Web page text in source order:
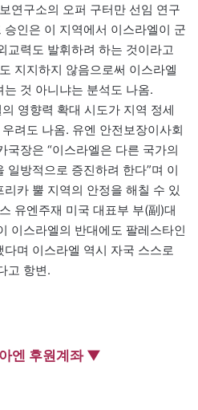
연구소의 오퍼 구터만 선임 연구
인은 이 지역에서 이스라엘이 군
교력도 발휘하려 하는 것이라고
지지하지 않음으로써 이스라엘
것 아니냐는 분석도 나옴.
영향력 확대 시도가 지역 정세
려도 나옴. 유엔 안전보장이사회
국장은 “이스라엘은 다른 국가의
일방적으로 증진하려 한다”며 이
카 뿔 지역의 안정을 해칠 수 있
유엔주재 미국 대표부 부(副)대
이스라엘의 반대에도 팔레스타인
며 이스라엘 역시 자국 스스로
고 항변.
엔 후원계좌 ▼